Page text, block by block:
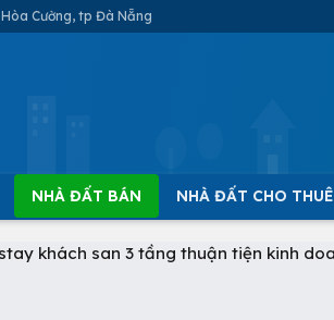
Cường, tp Đà Nẵng
NHÀ ĐẤT BÁN NHÀ ĐẤT CHO THUÊ